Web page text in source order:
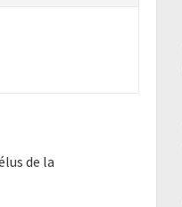
de la